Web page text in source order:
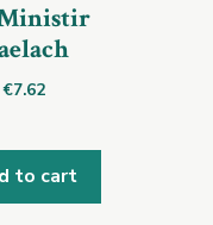
€7.62
to cart